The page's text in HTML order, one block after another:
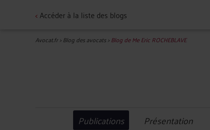
<Accéder à la liste des blogs
Avocat.fr>Blog des avocats>Blog de Me Eric ROCHEBLAVE
Publications Présentation